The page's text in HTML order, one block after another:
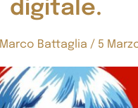
digitale.
Marco Battaglia / 5